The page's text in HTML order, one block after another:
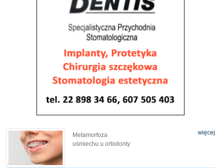
Metamorfoza
uśmiechu u ortodonty
więcej